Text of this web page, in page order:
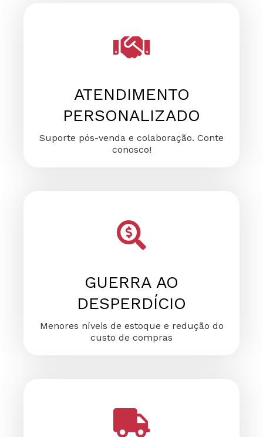
FALE CONOSCO
FALE CONOSCO
FALE CONOSCO
ATENDIMENTO
PERSONALIZADO
Suporte pós-venda e colaboração. Conte
conosco!
GUERRA AO
DESPERDÍCIO
Menores níveis de estoque e redução do
custo de compras